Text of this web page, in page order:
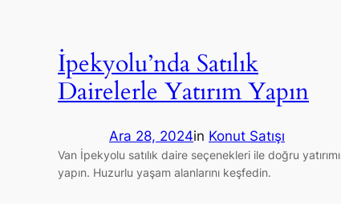
İpekyolu’nda Satılık
Dairelerle Yatırım Yapın
Ara 28, 2024in Konut Satışı
Van İpekyolu satılık daire seçenekleri ile doğru yatırımı
yapın. Huzurlu yaşam alanlarını keşfedin.